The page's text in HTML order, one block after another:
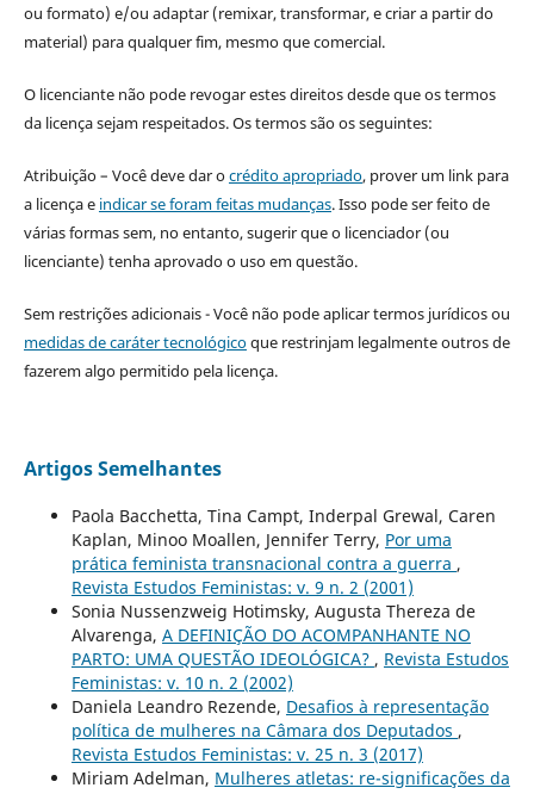
ou formato) e/ou adaptar (remixar, transformar, e criar a partir do
material) para qualquer fim, mesmo que comercial.
O licenciante não pode revogar estes direitos desde que os termos
da licença sejam respeitados. Os termos são os seguintes:
Atribuição – Você deve dar ocrédito apropriado, prover um link para
a licença e indicar se foram feitas mudanças. Isso pode ser feito de
várias formas sem, no entanto, sugerir que o licenciador (ou
licenciante) tenha aprovado o uso em questão.
Sem restrições adicionais - Você não pode aplicar termos jurídicos ou
medidas de caráter tecnológicoque restrinjam legalmente outros de
fazerem algo permitido pela licença.
Artigos Semelhantes
Paola Bacchetta, Tina Campt, Inderpal Grewal, Caren
Kaplan, Minoo Moallen, Jennifer Terry, Por uma
prática feminista transnacional contra a guerra ,
Revista Estudos Feministas: v. 9 n. 2 (2001)
Sonia Nussenzweig Hotimsky, Augusta Thereza de
Alvarenga, A DEFINIÇÃO DO ACOMPANHANTE NO
PARTO: UMA QUESTÃO IDEOLÓGICA? , Revista Estudos
Feministas: v. 10 n. 2 (2002)
Daniela Leandro Rezende, Desafios à representação
política de mulheres na Câmara dos Deputados ,
Revista Estudos Feministas: v. 25 n. 3 (2017)
Miriam Adelman, Mulheres atletas: re-significações da